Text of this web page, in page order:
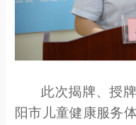
此次揭牌、授
阳市儿童健康服务